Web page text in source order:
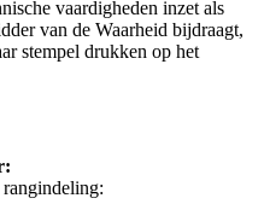
vaardigheden inzet als
van de Waarheid bijdraagt,
stempel drukken op het